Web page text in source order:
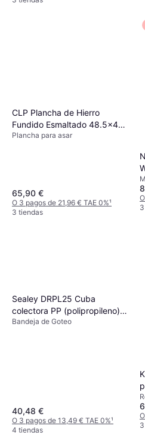
CLP Plancha de Hierro
Fundido Esmaltado 48.5x40
cm
Plancha para asar
65,90 €
O 3 pagos de 21,96 € TAE 0%¹
3 tiendas
Sealey DRPL25 Cuba
colectora PP (polipropileno)
1100 Plano 25 negro
Bandeja de Goteo
40,48 €
O 3 pagos de 13,49 € TAE 0%¹
4 tiendas